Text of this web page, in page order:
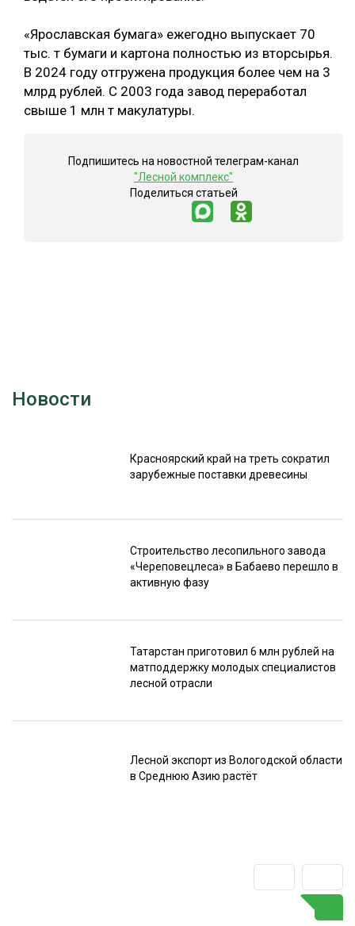
МЕБЕЛЬНОЕ ПРОИЗВОДСТВО
«Ярославская бумага» ежегодно выпускает 70
тыс. т бумаги и картона полностью из вторсырья.
В 2024 году отгружена продукция более чем на 3
млрд рублей. С 2003 года завод переработал
свыше 1 млн т макулатуры.
Подпишитесь на новостной телеграм-канал
"Лесной комплекс"
Поделиться статьей
Новости
Красноярский край на треть сократил
зарубежные поставки древесины
Строительство лесопильного завода
«Череповецлеса» в Бабаево перешло в
активную фазу
Татарстан приготовил 6 млн рублей на
матподдержку молодых специалистов
лесной отрасли
Лесной экспорт из Вологодской области
в Среднюю Азию растёт